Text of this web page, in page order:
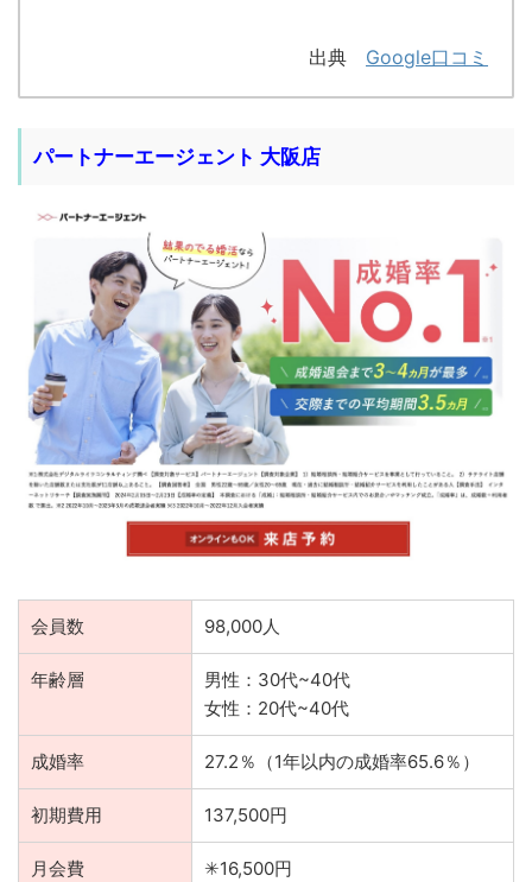
出典 Google口コミ
パートナーエージェント 大阪店
会員数 98,000人
年齢層
男性：30代~40代
女性：20代~40代
成婚率 27.2％（1年以内の成婚率65.6％）
初期費用 137,500円
月会費 ✳︎16,500円